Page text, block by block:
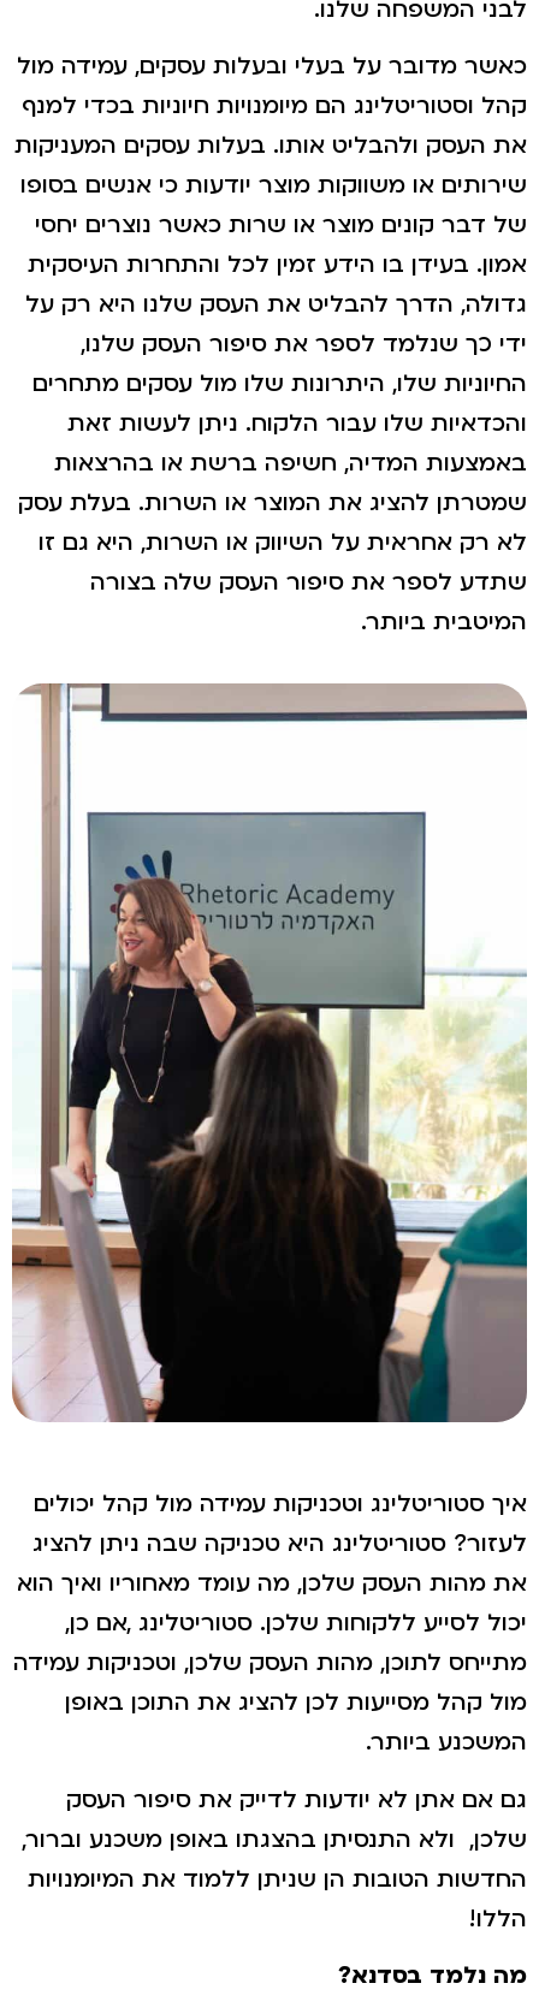
לבני המשפחה שלנו.
כאשר מדובר על בעלי ובעלות עסקים, עמידה מול
קהל וסטוריטלינג הם מיומנויות חיוניות בכדי למנף
את העסק ולהבליט אותו. בעלות עסקים המעניקות
שירותים או משווקות מוצר יודעות כי אנשים בסופו
של דבר קונים מוצר או שרות כאשר נוצרים יחסי
אמון. בעידן בו הידע זמין לכל והתחרות העיסקית
גדולה, הדרך להבליט את העסק שלנו היא רק על
ידי כך שנלמד לספר את סיפור העסק שלנו,
החיוניות שלו, היתרונות שלו מול עסקים מתחרים
והכדאיות שלו עבור הלקוח. ניתן לעשות זאת
באמצעות המדיה, חשיפה ברשת או בהרצאות
שמטרתן להציג את המוצר או השרות. בעלת עסק
לא רק אחראית על השיווק או השרות, היא גם זו
שתדע לספר את סיפור העסק שלה בצורה
המיטבית ביותר.
איך סטוריטלינג וטכניקות עמידה מול קהל יכולים
לעזור? סטוריטלינג היא טכניקה שבה ניתן להציג
את מהות העסק שלכן, מה עומד מאחוריו ואיך הוא
יכול לסייע ללקוחות שלכן. סטוריטלינג ,אם כן,
מתייחס לתוכן, מהות העסק שלכן, וטכניקות עמידה
מול קהל מסייעות לכן להציג את התוכן באופן
המשכנע ביותר.
גם אם אתן לא יודעות לדייק את סיפור העסק
שלכן, ולא התנסיתן בהצגתו באופן משכנע וברור,
החדשות הטובות הן שניתן ללמוד את המיומנויות
הללו!
מה נלמד בסדנא?